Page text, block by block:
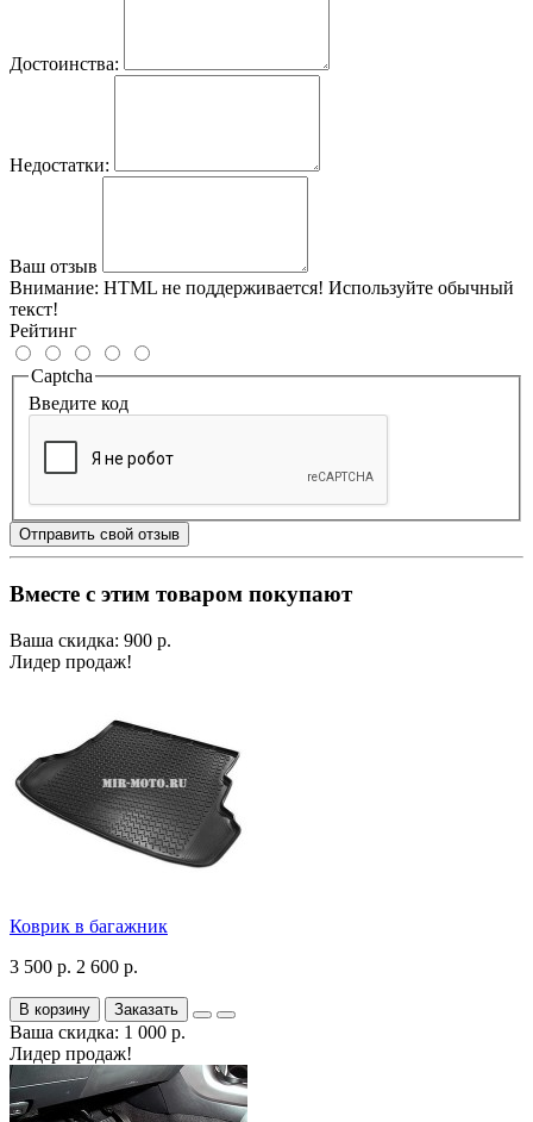
Достоинства:
Недостатки:
Ваш отзыв
Внимание: HTML не поддерживается! Используйте обычный
текст!
Рейтинг
Captcha
Введите код
Отправить свой отзыв
Вместе с этим товаром покупают
Ваша скидка: 900 р.
Лидер продаж!
Коврик в багажник
3 500 р. 2 600 р.
В корзину Заказать
Ваша скидка: 1 000 р.
Лидер продаж!